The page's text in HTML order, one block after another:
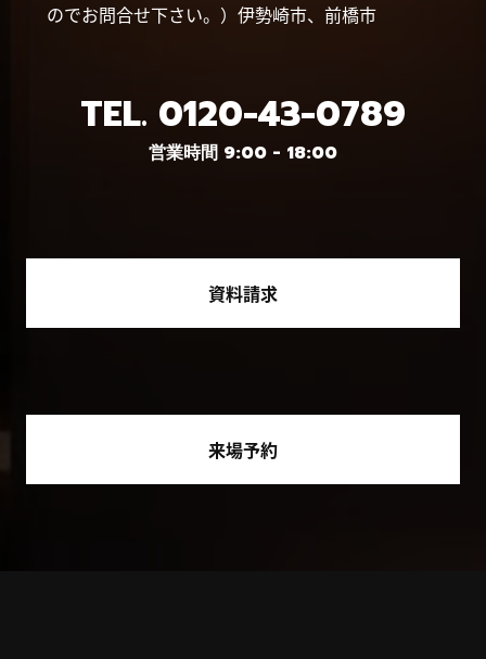
のでお問合せ下さい。）伊勢崎市、前橋市
TEL. 0120-43-0789
営業時間 9:00 - 18:00
資料請求
来場予約